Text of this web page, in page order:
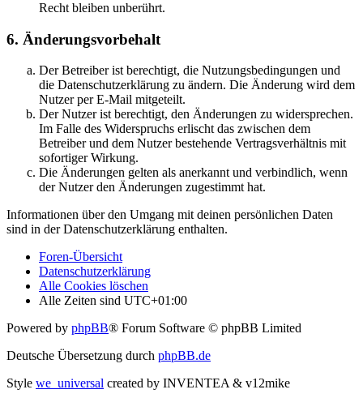
Recht bleiben unberührt.
6. Änderungsvorbehalt
Der Betreiber ist berechtigt, die Nutzungsbedingungen und
die Datenschutzerklärung zu ändern. Die Änderung wird dem
Nutzer per E-Mail mitgeteilt.
Der Nutzer ist berechtigt, den Änderungen zu widersprechen.
Im Falle des Widerspruchs erlischt das zwischen dem
Betreiber und dem Nutzer bestehende Vertragsverhältnis mit
sofortiger Wirkung.
Die Änderungen gelten als anerkannt und verbindlich, wenn
der Nutzer den Änderungen zugestimmt hat.
Informationen über den Umgang mit deinen persönlichen Daten
sind in der Datenschutzerklärung enthalten.
Foren-Übersicht
Datenschutzerklärung
Alle Cookies löschen
Alle Zeiten sind UTC+01:00
Powered by phpBB® Forum Software © phpBB Limited
Deutsche Übersetzung durch phpBB.de
Style we_universal created by INVENTEA & v12mike